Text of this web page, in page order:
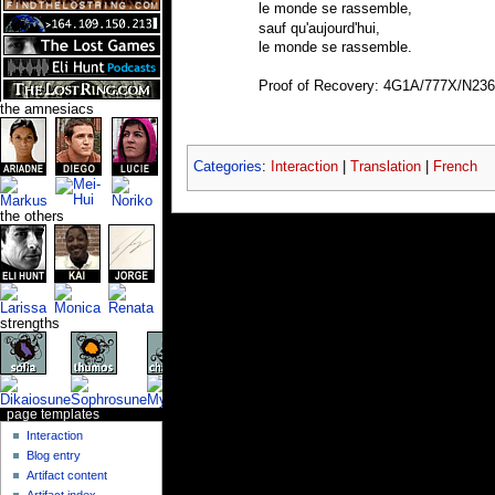
le monde se rassemble,
sauf qu'aujourd'hui,
le monde se rassemble.
Proof of Recovery: 4G1A/777X/
Categories: Interaction| Translation| French
the amnesiacs
the others
strengths
page templates
Interaction
Blog entry
Artifact content